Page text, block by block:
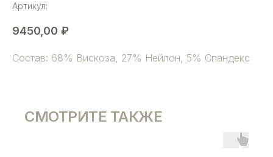
Артикул:
9450,00 ₽
Состав: 68% Вискоза, 27% Нейлон, 5% Спандекс
СМОТРИТЕ ТАКЖЕ